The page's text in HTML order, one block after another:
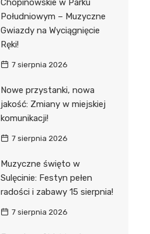
Chopinowskie w Parku
Południowym – Muzyczne
Gwiazdy na Wyciągnięcie
Ręki!
7 sierpnia 2026
Nowe przystanki, nowa
jakość: Zmiany w miejskiej
komunikacji!
7 sierpnia 2026
Muzyczne święto w
Sulęcinie: Festyn pełen
radości i zabawy 15 sierpnia!
7 sierpnia 2026